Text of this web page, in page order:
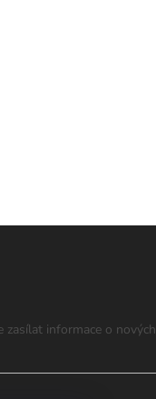
informace o nových